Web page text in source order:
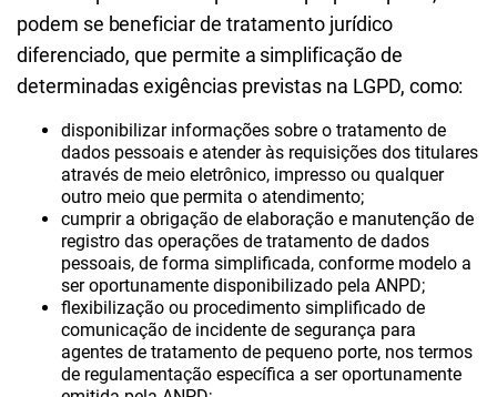
podem se beneficiar de tratamento jurídico
diferenciado, que permite a simplificação de
determinadas exigências previstas na LGPD, como:
disponibilizar informações sobre o tratamento de
dados pessoais e atender às requisições dos titulares
através de meio eletrônico, impresso ou qualquer
outro meio que permita o atendimento;
cumprir a obrigação de elaboração e manutenção de
registro das operações de tratamento de dados
pessoais, de forma simplificada, conforme modelo a
ser oportunamente disponibilizado pela ANPD;
flexibilização ou procedimento simplificado de
comunicação de incidente de segurança para
agentes de tratamento de pequeno porte, nos termos
de regulamentação específica a ser oportunamente